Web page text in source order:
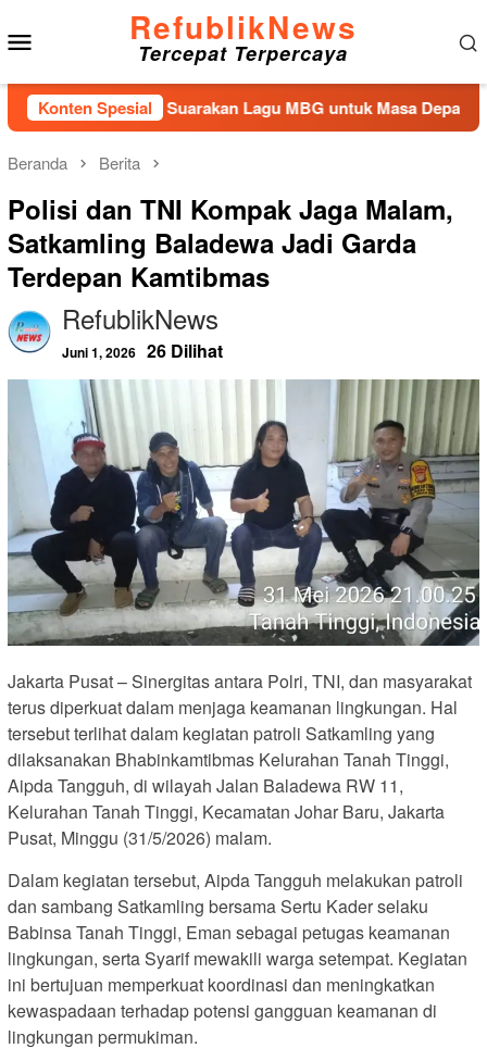
ke
konten
RefublikNews
Tercepat Terpercaya
Konten Spesial
Kembali Suarakan Lagu MBG untuk Masa Depan Anak
Beranda Berita
Polisi dan TNI Kompak Jaga Malam,
Satkamling Baladewa Jadi Garda
Terdepan Kamtibmas
RefublikNews
Juni 1, 2026 26 Dilihat
Jakarta Pusat – Sinergitas antara Polri, TNI, dan masyarakat
terus diperkuat dalam menjaga keamanan lingkungan. Hal
tersebut terlihat dalam kegiatan patroli Satkamling yang
dilaksanakan Bhabinkamtibmas Kelurahan Tanah Tinggi,
Aipda Tangguh, di wilayah Jalan Baladewa RW 11,
Kelurahan Tanah Tinggi, Kecamatan Johar Baru, Jakarta
Pusat, Minggu (31/5/2026) malam.
Dalam kegiatan tersebut, Aipda Tangguh melakukan patroli
dan sambang Satkamling bersama Sertu Kader selaku
Babinsa Tanah Tinggi, Eman sebagai petugas keamanan
lingkungan, serta Syarif mewakili warga setempat. Kegiatan
ini bertujuan memperkuat koordinasi dan meningkatkan
kewaspadaan terhadap potensi gangguan keamanan di
lingkungan permukiman.